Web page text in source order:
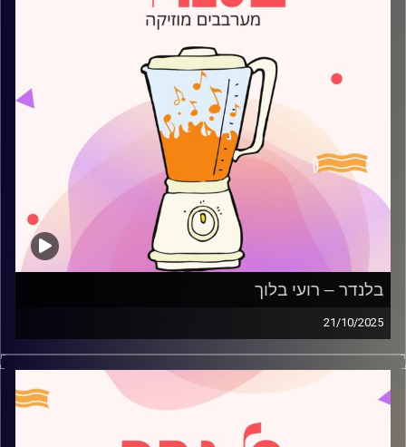
בלנדר – רועי בלוך
21/10/2025
מוזיקה רגועה לפתוח איתה את הבוקר בהגשת רועי בלוך
קרדיט תמונות:
AudioVersity